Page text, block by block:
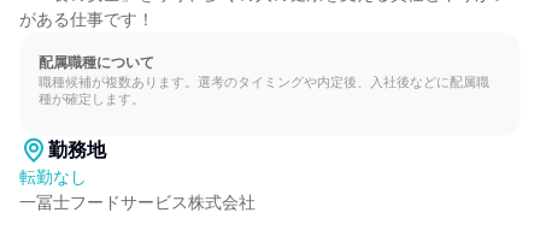
がある仕事です！
配属職種について
職種候補が複数あります。選考のタイミングや内定後、入社後などに配属職
種が確定します。
勤務地
転勤なし
一冨士フードサービス株式会社